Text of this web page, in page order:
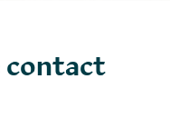
contact